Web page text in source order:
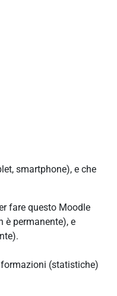
smartphone), e che
fare questo Moodle
è permanente), e
(statistiche)